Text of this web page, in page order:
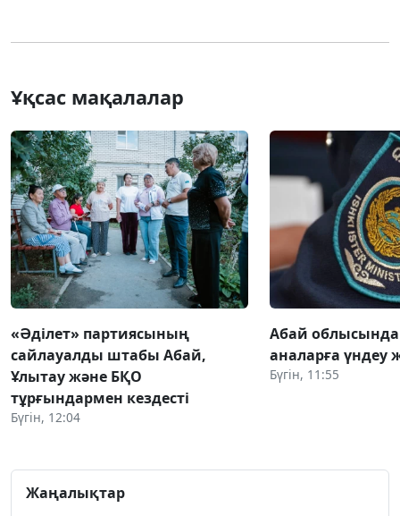
Ұқсас мақалалар
«Әділет» партиясының
сайлауалды штабы Абай,
Ұлытау және БҚО
тұрғындармен кездесті
Бүгін, 12:04
Абай
аналарға үндеу
Бүгін, 11:55
Жаңалықтар